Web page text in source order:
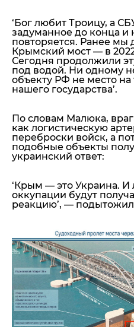
‘Бог любит Троицу, а
задуманное до конца и
повторяется. Ранее
Крымский мост — в
Сегодня продолжили
под водой. Ни одному
объекту РФ не место
нашего государства’.
По словам Малюка,
как логистическую
переброски войск, а
подобные объекты
украинский ответ:
‘Крым — это Украина.
оккупации будут
реакцию’, — подытожил